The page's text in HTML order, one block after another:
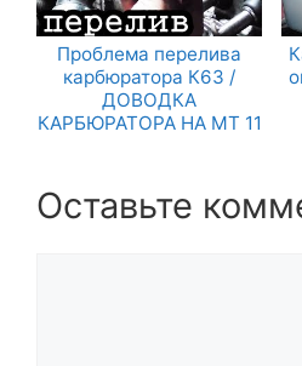
Проблема перелива
карбюратора К63 /
ДОВОДКА
КАРБЮРАТОРА НА МТ 11
Оставьте